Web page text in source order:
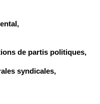
de partis politiques,
syndicales,